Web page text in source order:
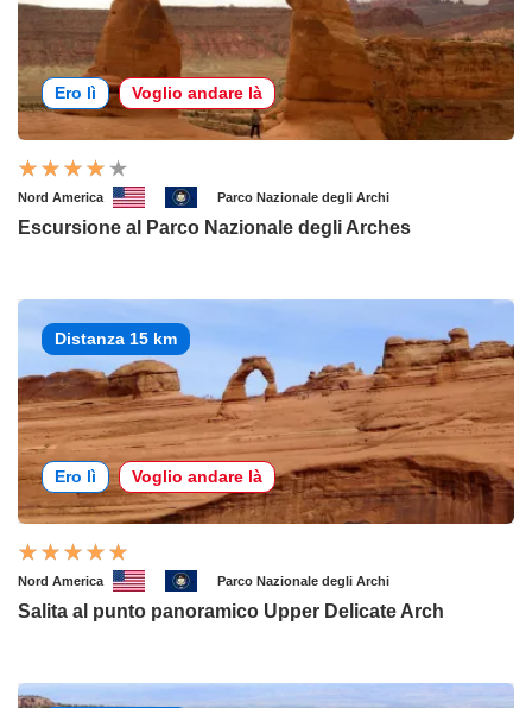
Ero lì Voglio andare là
Nord America Parco Nazionale degli Archi
Escursione al Parco Nazionale degli Arches
Distanza 15 km
Ero lì Voglio andare là
Nord America Parco Nazionale degli Archi
Salita al punto panoramico Upper Delicate Arch